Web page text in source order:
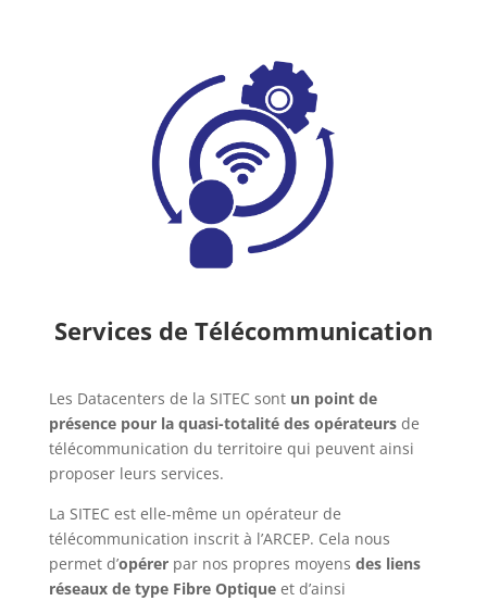
Services de Télécommunication
Les Datacenters de la SITEC sont un point de
présence pour la quasi-totalité des opérateursde
télécommunication du territoire qui peuvent ainsi
proposer leurs services.
La SITEC est elle-même un opérateur de
télécommunication inscrit à l’ARCEP. Cela nous
permet d’opérerpar nos propres moyens des liens
réseaux de type Fibre Optiqueet d’ainsi